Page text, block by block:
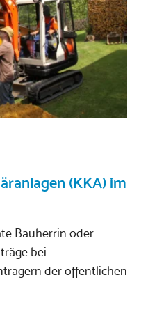
(KKA) im
Bauherrin oder
bei
der öffentlichen